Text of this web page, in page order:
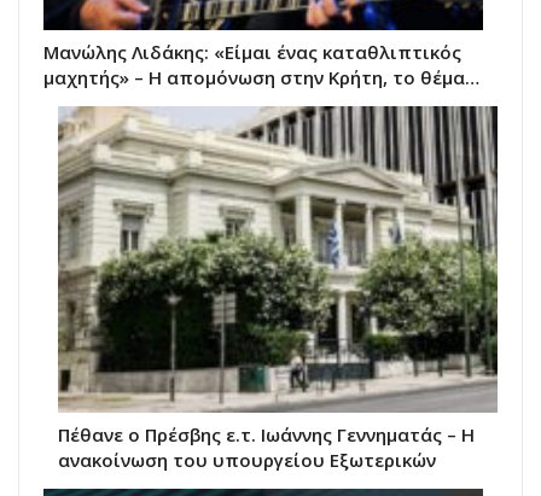
Μανώλης Λιδάκης: «Είμαι ένας καταθλιπτικός
μαχητής» – Η απομόνωση στην Κρήτη, το θέμα…
Πέθανε ο Πρέσβης ε.τ. Ιωάννης Γεννηματάς – Η
ανακοίνωση του υπουργείου Εξωτερικών